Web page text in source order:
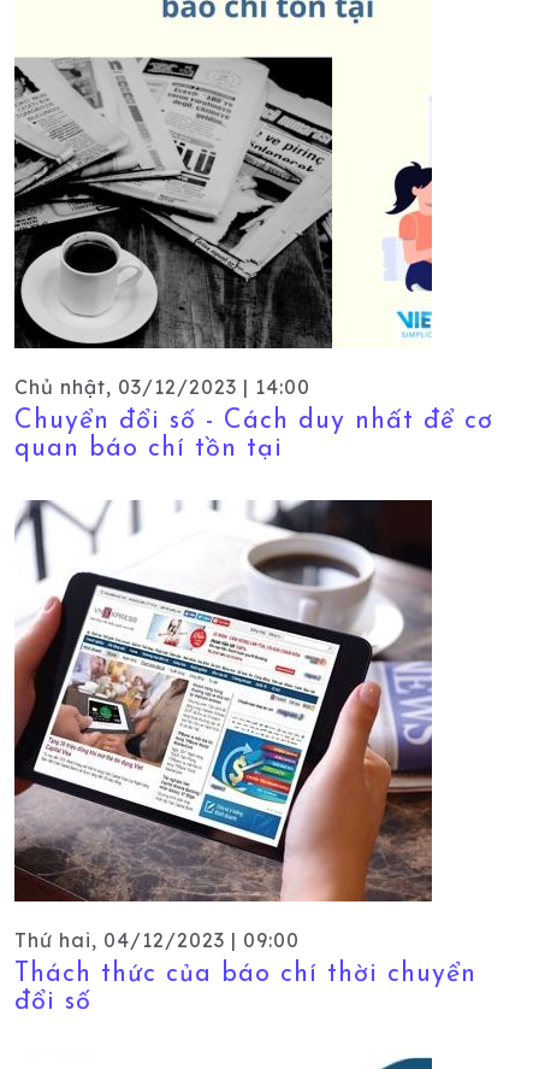
Chủ nhật, 03/12/2023 | 14:00
Chuyển đổi số - Cách duy nhất để cơ
quan báo chí tồn tại
Thứ hai, 04/12/2023 | 09:00
Thách thức của báo chí thời chuyển
đổi số